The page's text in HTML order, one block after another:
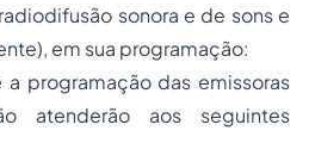
sonora e de sons e
em sua programação:
programação das emissoras
atenderão aos seguintes